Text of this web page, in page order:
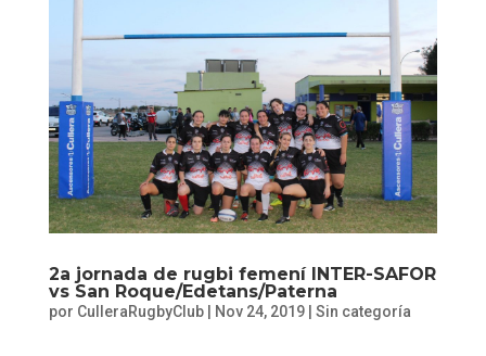
2a jornada de rugbi femení INTER-SAFOR
vs San Roque/Edetans/Paterna
por CulleraRugbyClub| Nov 24, 2019| Sin categoría